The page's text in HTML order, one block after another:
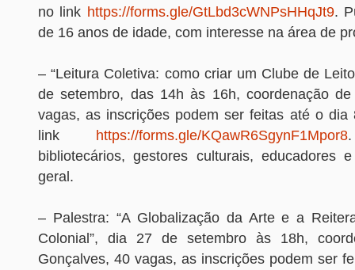
no link https://forms.gle/GtLbd3cWNPsHHqJt9.
de 16 anos de idade, com interesse na área de
– “Leitura Coletiva: como criar um Clube de
de setembro, das 14h às 16h, coordenação
vagas, as inscrições podem ser feitas até o dia
link https://forms.gle/KQawR6SgynF1Mpor8
bibliotecários, gestores culturais, educadores
geral.
– Palestra: “A Globalização da Arte e a
Colonial”, dia 27 de setembro às 18h,
Gonçalves, 40 vagas, as inscrições podem ser